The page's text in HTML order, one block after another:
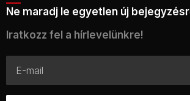
Ne maradj le egyetlen új
Iratkozz fel a hírlevelünkre!